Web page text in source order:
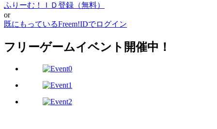
ふりーむ！ＩＤ登録（無料）
or
既にもっているFreem!IDでログイン
フリーゲームイベント開催中！